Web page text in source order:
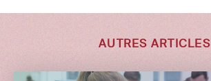
AUTRES ARTICLES